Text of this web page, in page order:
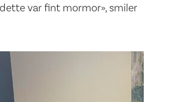
var fint mormor», smiler